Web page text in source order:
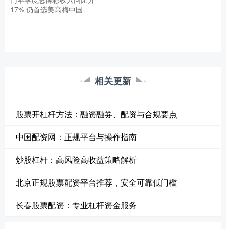
17% 仍首选美高梅中国
相关更新
股票开杠杆方法：融资融券、配资与合规要点
中国配资网：正规平台与操作指南
炒股杠杆：高风险高收益策略解析
北京正规股票配资平台推荐，安全可靠低门槛
长春股票配资：专业杠杆资金服务